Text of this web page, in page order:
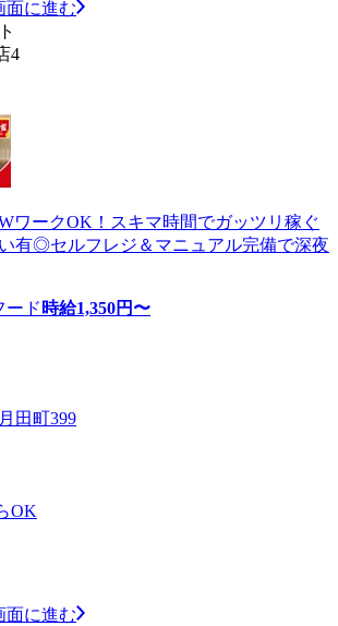
面に進む
4
ワークOK！スキマ時間でガッツリ稼ぐ
有◎セルフレジ＆マニュアル完備で深夜
ード 時給1,350円〜
田町399
OK
面に進む